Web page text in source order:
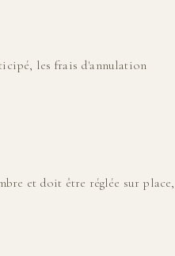
les frais d'annulation
et doit être réglée sur place,